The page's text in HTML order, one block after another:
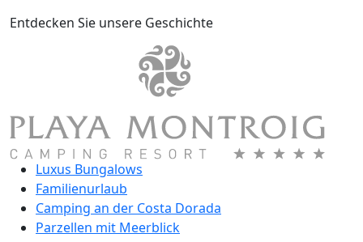
Entdecken Sie unsere Geschichte
Luxus Bungalows
Familienurlaub
Camping an der Costa Dorada
Parzellen mit Meerblick